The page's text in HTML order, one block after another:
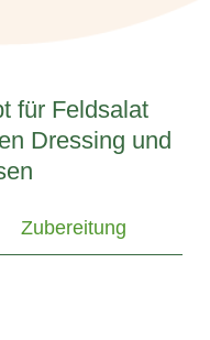
für Feldsalat
Dressing und
Zubereitung